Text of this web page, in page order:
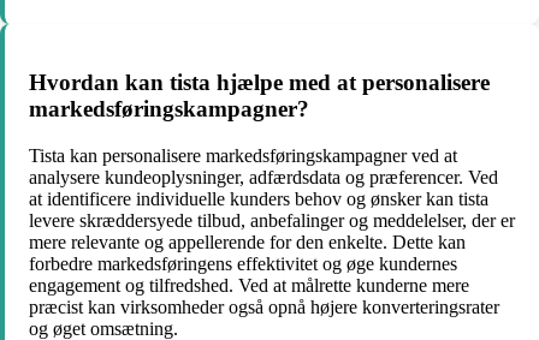
Hvordan kan tista hjælpe med at personalisere
markedsføringskampagner?
Tista kan personalisere markedsføringskampagner ved at
analysere kundeoplysninger, adfærdsdata og præferencer. Ved
at identificere individuelle kunders behov og ønsker kan tista
levere skræddersyede tilbud, anbefalinger og meddelelser, der er
mere relevante og appellerende for den enkelte. Dette kan
forbedre markedsføringens effektivitet og øge kundernes
engagement og tilfredshed. Ved at målrette kunderne mere
præcist kan virksomheder også opnå højere konverteringsrater
og øget omsætning.